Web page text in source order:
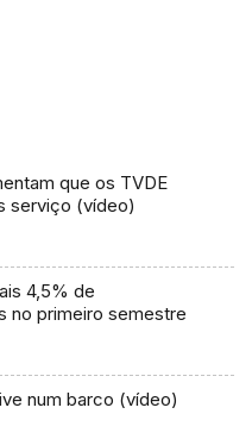
que os TVDE
serviço (vídeo)
4,5% de
no primeiro semestre
num barco (vídeo)